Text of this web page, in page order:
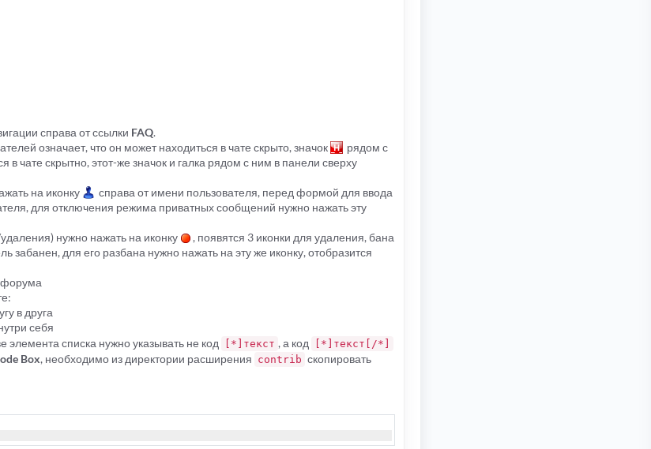
справа от ссылки FAQ.
означает, что он может находиться в чате скрыто, значок
рядом с
в чате скрытно, этот-же значок и галка рядом с ним в панели сверху
на иконку
справа от имени пользователя, перед формой для ввода
для отключения режима приватных сообщений нужно нажать эту
нужно нажать на иконку
, появятся 3 иконки для удаления, бана
забанен, для его разбана нужно нажать на эту же иконку, отобразится
форума
в друга
себя
элемента списка нужно указывать не код
[*]текст , а код [*]текст[/*]
Box, необходимо из директории расширения contrib скопировать